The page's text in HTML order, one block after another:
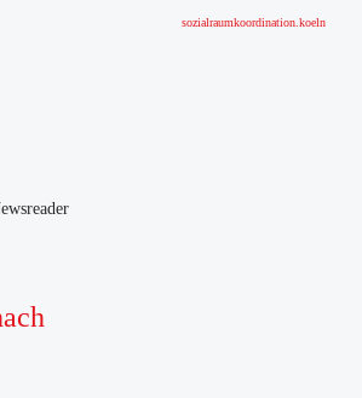
sozialraumkoordination.koeln